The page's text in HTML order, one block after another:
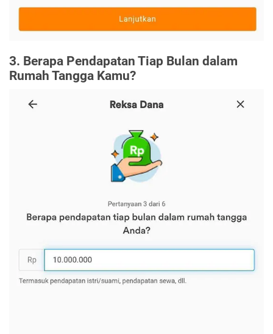
3. Berapa Pendapatan Tiap Bulan dalam
Rumah Tangga Kamu?